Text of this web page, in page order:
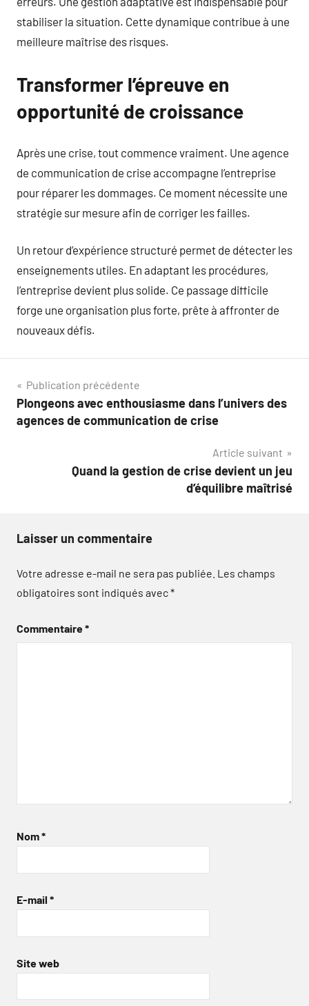
stabiliser la situation. Cette dynamique contribue à une
meilleure maîtrise des risques.
Transformer l’épreuve en
opportunité de croissance
Après une crise, tout commence vraiment. Une agence
de communication de crise accompagne l’entreprise
pour réparer les dommages. Ce moment nécessite une
stratégie sur mesure afin de corriger les failles.
Un retour d’expérience structuré permet de détecter les
enseignements utiles. En adaptant les procédures,
l’entreprise devient plus solide. Ce passage difficile
forge une organisation plus forte, prête à affronter de
nouveaux défis.
Navigation
de
Publication précédente
Plongeons avec enthousiasme dans l’univers des
agences de communication de crise
Article suivant
Quand la gestion de crise devient un jeu
d’équilibre maîtrisé
Laisser un commentaire
Votre adresse e-mail ne sera pas publiée. Les champs
obligatoires sont indiqués avec*
Commentaire*
Nom*
E-mail *
Site web